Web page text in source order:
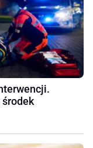
środek